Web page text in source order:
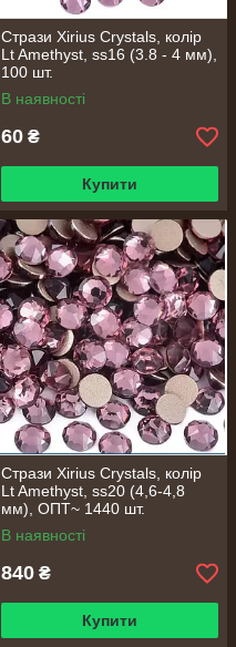
Стрази Xirius Crystals, колір
Lt Amethyst, ss16 (3.8 - 4 мм),
100 шт.
В наявності
60 ₴
Купити
Стрази Xirius Crystals, колір
Lt Amethyst, ss20 (4,6-4,8
мм), ОПТ~ 1440 шт.
В наявності
840 ₴
Купити